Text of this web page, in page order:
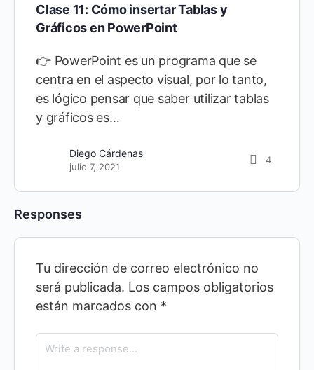
Clase 11: Cómo insertar Tablas y
Gráficos en PowerPoint
👉 PowerPoint es un programa que se
centra en el aspecto visual, por lo tanto,
es lógico pensar que saber utilizar tablas
y gráficos es…
Diego Cárdenas
julio 7, 2021
4
Responses
Tu dirección de correo electrónico no
será publicada. Los campos obligatorios
están marcados con *